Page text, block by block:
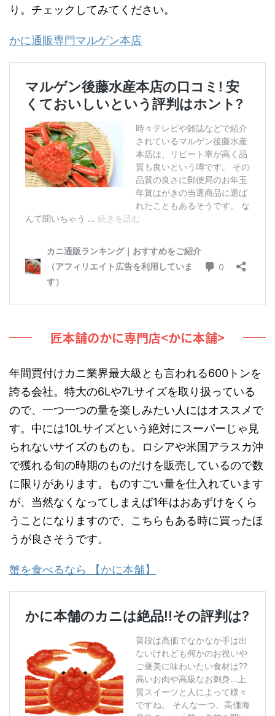
り。チェックしてみてください。
かに通販専門マルゲン本店
匠本舗のかに専門店<かに本舗>
年間買付けカニ業界最大級とも言われる600トンを
誇る会社。特大の6Lや7Lサイズを取り扱っている
ので、一つ一つの量を楽しみたい人にはオススメで
す。中には10Lサイズという絶対にスーパーじゃ見
られないサイズのものも。ロシアや米国アラスカ沖
で獲れる旬の時期のものだけを販売しているので数
に限りがあります。ものすごい量を仕入れています
が、当然なくなってしまえば1年はおあずけをくら
うことになりますので、こちらもある時に買ったほ
うが良さそうです。
蟹を食べるなら 【かに本舗】